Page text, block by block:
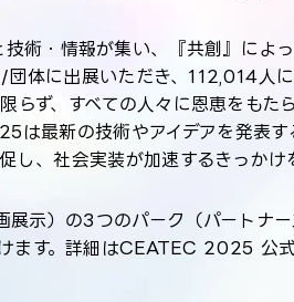
術・情報が集い、『共創』によ
体に出展いただき、112,014人
ず、すべての人々に恩恵をもた
最新の技術やアイデアを発表す
、社会実装が加速するきっかけ
示）の3つのパーク（パートナー
ます。詳細はCEATEC 2025 公